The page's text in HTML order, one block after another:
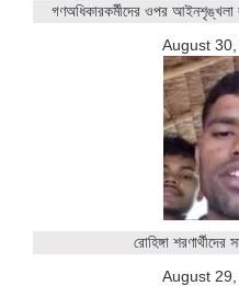
গণঅধিকারকর্মীদের ওপর আইনশৃঙ্খলা
August
রোহিঙ্গা
August